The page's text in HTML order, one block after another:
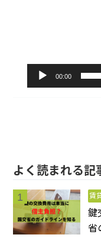
00:00
よく読まれる記
賃
鍵
省